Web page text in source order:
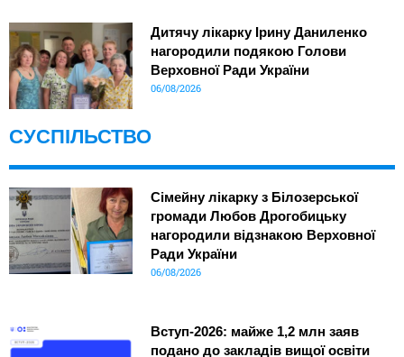
Дитячу лікарку Ірину Даниленко
нагородили подякою Голови
Верховної Ради України
06/08/2026
СУСПІЛЬСТВО
Сімейну лікарку з Білозерської
громади Любов Дрогобицьку
нагородили відзнакою Верховної
Ради України
06/08/2026
Вступ-2026: майже 1,2 млн заяв
подано до закладів вищої освіти